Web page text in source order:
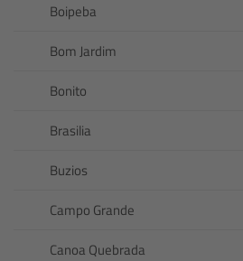
Boipeba
Bom Jardim
Bonito
Brasilia
Buzios
Campo Grande
Canoa Quebrada